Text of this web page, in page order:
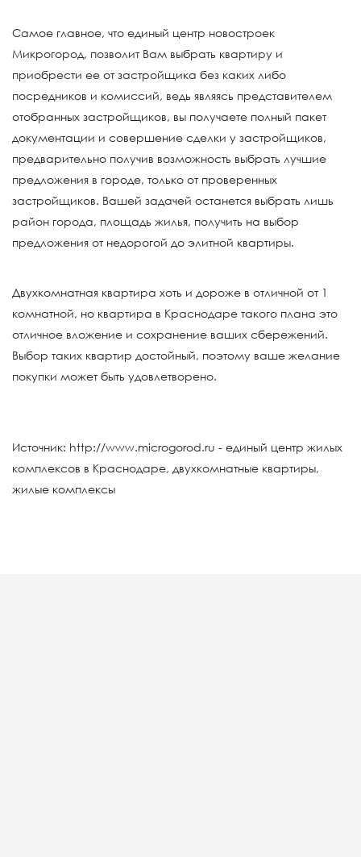
Самое главное, что единый центр новостроек
Микрогород, позволит Вам выбрать квартиру и
приобрести ее от застройщика без каких либо
посредников и комиссий, ведь являясь представителем
отобранных застройщиков, вы получаете полный пакет
документации и совершение сделки у застройщиков,
предварительно получив возможность выбрать лучшие
предложения в городе, только от проверенных
застройщиков. Вашей задачей останется выбрать лишь
район города, площадь жилья, получить на выбор
предложения от недорогой до элитной квартиры.
Двухкомнатная квартира хоть и дороже в отличной от 1
комнатной, но квартира в Краснодаре такого плана это
отличное вложение и сохранение ваших сбережений.
Выбор таких квартир достойный, поэтому ваше желание
покупки может быть удовлетворено.
Источник: http://www.microgorod.ru - единый центр жилых
комплексов в Краснодаре, двухкомнатные квартиры,
жилые комплексы